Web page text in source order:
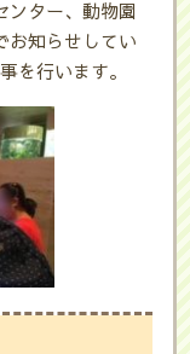
ンター、動物園
お知らせしてい
を行います。